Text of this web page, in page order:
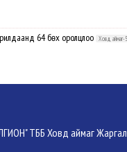
64 бөх оролцлоо Ховд аймаг-
бөхчүүд, харваачдад
шилдгүүд тодорлоо
ТББ Ховд аймаг